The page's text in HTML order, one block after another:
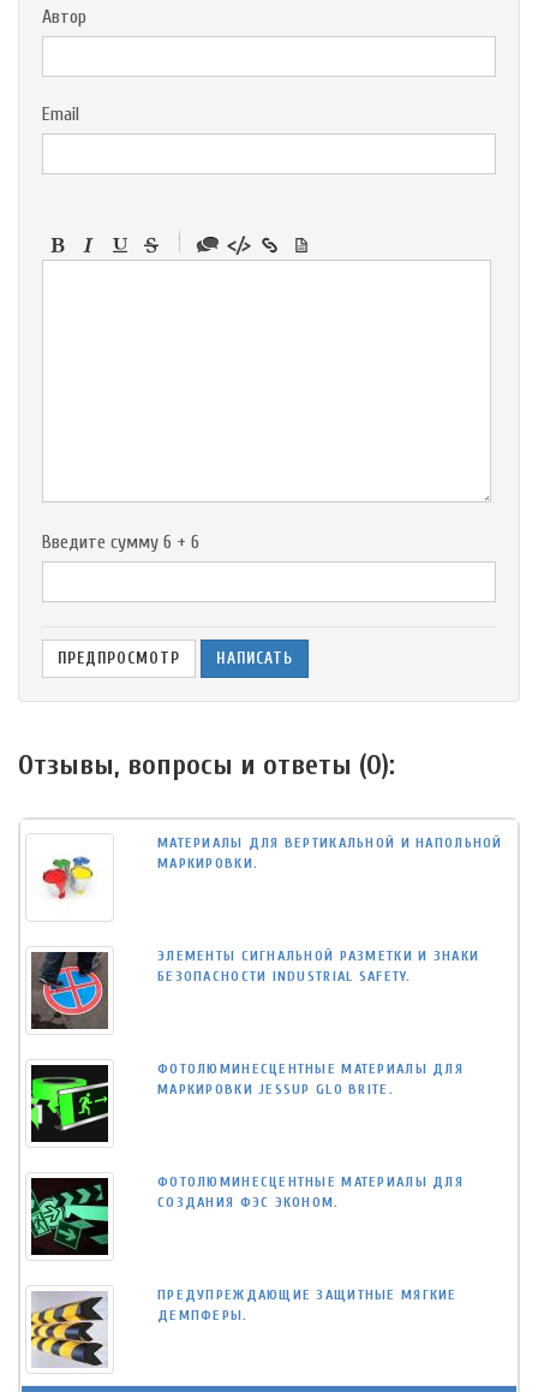
Автор
Email
-
-
Введите сумму 6 + 6
Отзывы, вопросы и ответы (0):
МАТЕРИАЛЫ ДЛЯ ВЕРТИКАЛЬНОЙ И НАПОЛЬНОЙ
МАРКИРОВКИ.
ЭЛЕМЕНТЫ СИГНАЛЬНОЙ РАЗМЕТКИ И ЗНАКИ
БЕЗОПАСНОСТИ INDUSTRIAL SAFETY.
ФОТОЛЮМИНЕСЦЕНТНЫЕ МАТЕРИАЛЫ ДЛЯ
МАРКИРОВКИ JESSUP GLO BRITE.
ФОТОЛЮМИНЕСЦЕНТНЫЕ МАТЕРИАЛЫ ДЛЯ
СОЗДАНИЯ ФЭС ЭКОНОМ.
ПРЕДУПРЕЖДАЮЩИЕ ЗАЩИТНЫЕ МЯГКИЕ
ДЕМПФЕРЫ.